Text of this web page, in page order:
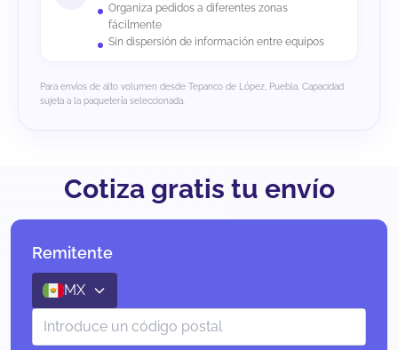
Organiza pedidos a diferentes zonas
fácilmente
Sin dispersión de información entre equipos
Para envíos de alto volumen desde Tepanco de López, Puebla. Capacidad
sujeta a la paquetería seleccionada.
Cotiza gratis tu envío
Remitente
MX